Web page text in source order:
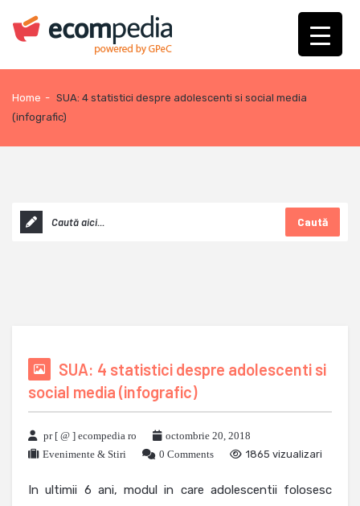
Home - SUA: 4 statistici despre adolescenti si social media
(infografic)
Caută
SUA: 4 statistici despre adolescenti si
social media (infografic)
pr [ @ ] ecompedia ro
octombrie 20, 2018
Evenimente & Stiri
0 Comments 1865 vizualizari
In ultimii 6 ani, modul in care adolescentii folosesc